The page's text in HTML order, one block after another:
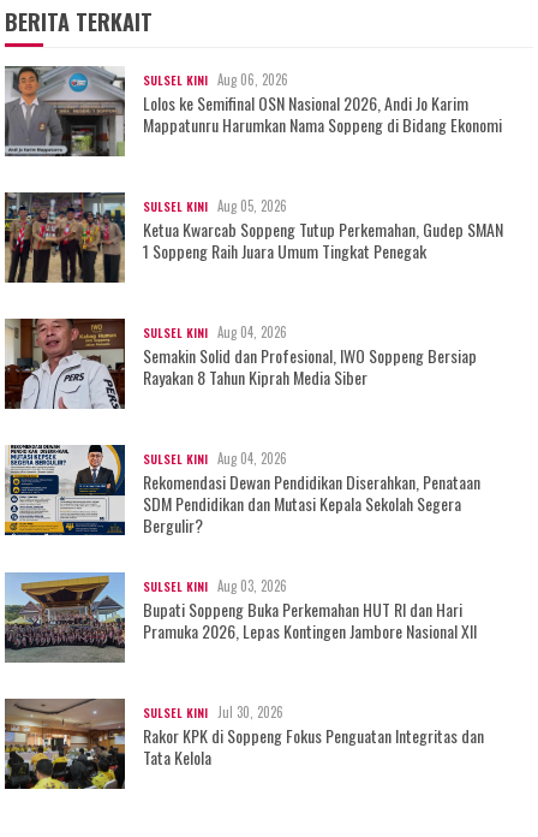
BERITA TERKAIT
SULSEL KINI Aug 06, 2026
Lolos ke Semifinal OSN Nasional 2026, Andi Jo Karim
Mappatunru Harumkan Nama Soppeng di Bidang Ekonomi
SULSEL KINI Aug 05, 2026
Ketua Kwarcab Soppeng Tutup Perkemahan, Gudep SMAN
1 Soppeng Raih Juara Umum Tingkat Penegak
SULSEL KINI Aug 04, 2026
Semakin Solid dan Profesional, IWO Soppeng Bersiap
Rayakan 8 Tahun Kiprah Media Siber
SULSEL KINI Aug 04, 2026
Rekomendasi Dewan Pendidikan Diserahkan, Penataan
SDM Pendidikan dan Mutasi Kepala Sekolah Segera
Bergulir?
SULSEL KINI Aug 03, 2026
Bupati Soppeng Buka Perkemahan HUT RI dan Hari
Pramuka 2026, Lepas Kontingen Jambore Nasional XII
SULSEL KINI Jul 30, 2026
Rakor KPK di Soppeng Fokus Penguatan Integritas dan
Tata Kelola